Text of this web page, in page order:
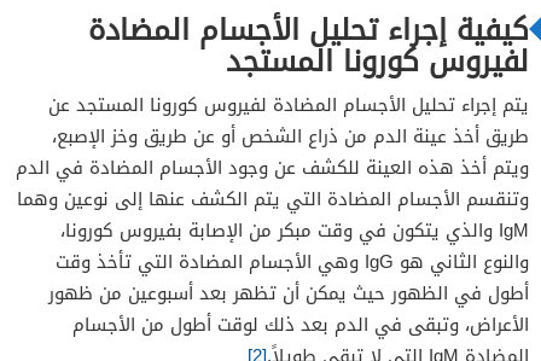
كيفية إجراء تحليل الأجسام المضادة
لفيروس كورونا المستجد
يتم إجراء تحليل الأجسام المضادة لفيروس كورونا المستجد عن
طريق أخذ عينة الدم من ذراع الشخص أو عن طريق وخز الإصبع،
ويتم أخذ هذه العينة للكشف عن وجود الأجسام المضادة في الدم
وتنقسم الأجسام المضادة التي يتم الكشف عنها إلى نوعين وهما
IgM والذي يتكون في وقت مبكر من الإصابة بفيروس كورونا،
والنوع الثاني هو IgG وهي الأجسام المضادة التي تأخذ وقت
أطول في الظهور حيث يمكن أن تظهر بعد أسبوعين من ظهور
الأعراض، وتبقى في الدم بعد ذلك لوقت أطول من الأجسام